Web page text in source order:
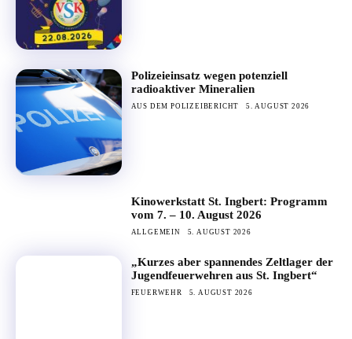
Polizeieinsatz wegen potenziell
radioaktiver Mineralien
AUS DEM POLIZEIBERICHT 5. AUGUST 2026
Kinowerkstatt St. Ingbert: Programm
vom 7. – 10. August 2026
ALLGEMEIN 5. AUGUST 2026
„Kurzes aber spannendes Zeltlager der
Jugendfeuerwehren aus St. Ingbert“
FEUERWEHR 5. AUGUST 2026